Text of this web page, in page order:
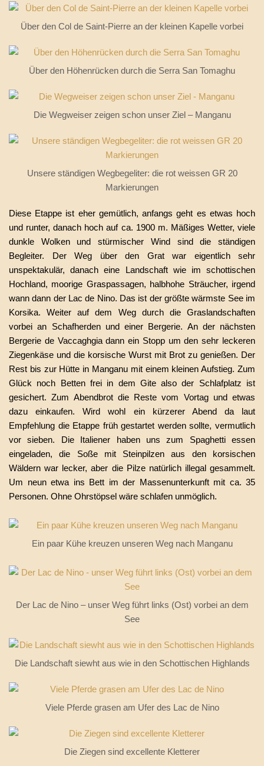
Über den Col de Saint-Pierre an der kleinen Kapelle vorbei
Über den Höhenrücken durch die Serra San Tomaghu
Die Wegweiser zeigen schon unser Ziel – Manganu
Unsere ständigen Wegbegeliter: die rot weissen GR 20
Markierungen
Diese Etappe ist eher gemütlich, anfangs geht es etwas hoch
und runter, danach hoch auf ca. 1900 m. Mäßiges Wetter, viele
dunkle Wolken und stürmischer Wind sind die ständigen
Begleiter. Der Weg über den Grat war eigentlich sehr
unspektakulär, danach eine Landschaft wie im schottischen
Hochland, moorige Graspassagen, halbhohe Sträucher, irgend
wann dann der Lac de Nino. Das ist der größte wärmste See im
Korsika. Weiter auf dem Weg durch die Graslandschaften
vorbei an Schafherden und einer Bergerie. An der nächsten
Bergerie de Vaccaghgia dann ein Stopp um den sehr leckeren
Ziegenkäse und die korsische Wurst mit Brot zu genießen. Der
Rest bis zur Hütte in Manganu mit einem kleinen Aufstieg. Zum
Glück noch Betten frei in dem Gite also der Schlafplatz ist
gesichert. Zum Abendbrot die Reste vom Vortag und etwas
dazu einkaufen. Wird wohl ein kürzerer Abend da laut
Empfehlung die Etappe früh gestartet werden sollte, vermutlich
vor sieben. Die Italiener haben uns zum Spaghetti essen
eingeladen, die Soße mit Steinpilzen aus den korsischen
Wäldern war lecker, aber die Pilze natürlich illegal gesammelt.
Um neun etwa ins Bett im der Massenunterkunft mit ca. 35
Personen. Ohne Ohrstöpsel wäre schlafen unmöglich.
Ein paar Kühe kreuzen unseren Weg nach Manganu
Der Lac de Nino – unser Weg führt links (Ost) vorbei an dem
See
Die Landschaft siewht aus wie in den Schottischen Highlands
Viele Pferde grasen am Ufer des Lac de Nino
Die Ziegen sind excellente Kletterer